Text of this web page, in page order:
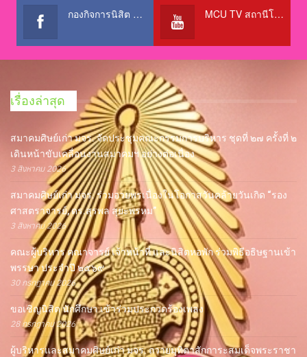
กองกิจการนิสิต สำนักงานอธิการบดี MCU TV สถานีโทรทัศน์เพื่อการศึกษา @OfficialTBCChannel
เรื่องล่าสุด
สมาคมศิษย์เก่า มจร. จัดประชุมคณะกรรมการบริหาร ชุดที่ ๒๗ ครั้งที่ ๒
เดินหน้าขับเคลื่อนงานสมาคมฯ อย่างต่อเนื่อง
3 สิงหาคม 2026
สมาคมศิษย์เก่า มจร. ร่วมอวยพรเนื่องในโอกาสวันคล้ายวันเกิด “รอง
ศาสตราจารย์, ดร.สุรพล สุยะพรหม”
3 สิงหาคม 2026
คณะผู้บริหาร คณาจารย์ เจ้าหน้าที่ และนิสิตหอพัก ร่วมพิธีอธิษฐานเข้า
พรรษา ประจำปี ๒๕๖๙
30 กรกฎาคม 2026
ขอเชิญนิสิต นักศึกษา เข้าร่วมประกวดร้องเพลง
28 กรกฎาคม 2026
ผู้บริหารและสมาคมศิษย์เก่า มจร. ถวายมุทิตาสักการะสมเด็จพระราชา